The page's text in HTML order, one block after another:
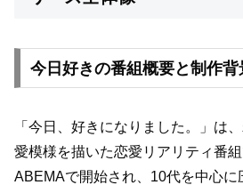
今日好きの番組概要と制作背
「今日、好きになりました。」は
愛模様を描いた恋愛リアリティ番
ABEMAで開始され、10代を中心に